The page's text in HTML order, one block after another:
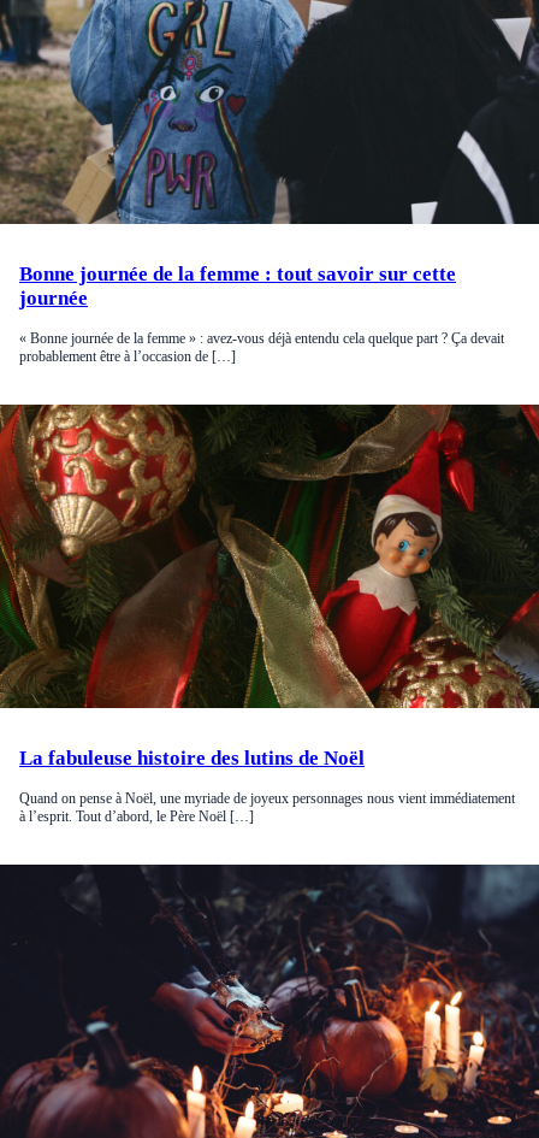
Bonne journée de la femme : tout savoir sur cette
journée
« Bonne journée de la femme » : avez-vous déjà entendu cela quelque part ? Ça devait
probablement être à l’occasion de […]
La fabuleuse histoire des lutins de Noël
Quand on pense à Noël, une myriade de joyeux personnages nous vient immédiatement
à l’esprit. Tout d’abord, le Père Noël […]